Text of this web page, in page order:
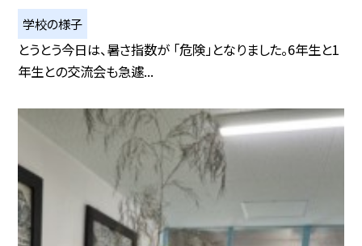
学校の様子
とうとう今日は、暑さ指数が 「危険」となりました。6年生と1
年生との交流会も急遽...